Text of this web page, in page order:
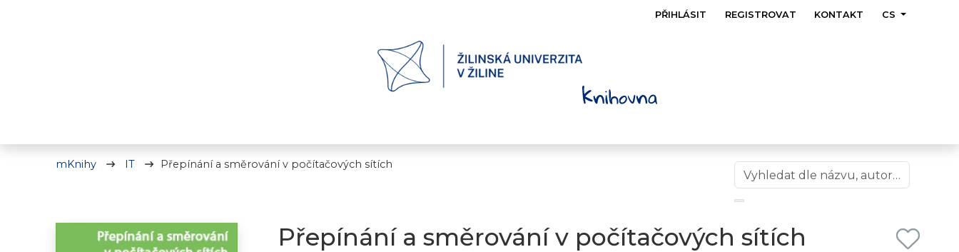
PŘIHLÁSIT REGISTROVAT KONTAKT CS
mKnihy IT Přepínání a směrování v počítačových sítích
Přepínání a směrování v počítačových sítích